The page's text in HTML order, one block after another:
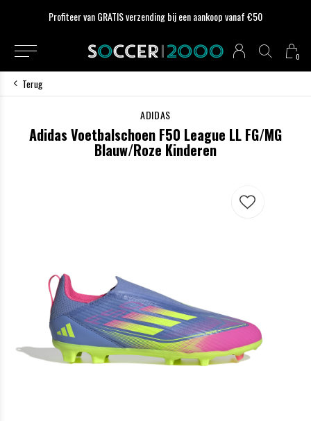
0
Profiteer van GRATIS verzending bij een aankoop vanaf €50
Terug
ADIDAS
Adidas Voetbalschoen F50 League LL FG/MG
Blauw/Roze Kinderen